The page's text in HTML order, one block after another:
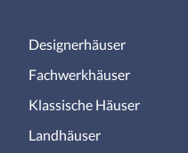
Designerhäuser
Fachwerkhäuser
Klassische Häuser
Landhäuser